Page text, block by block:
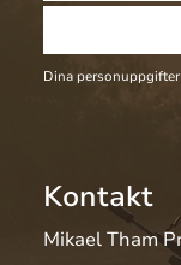
Dina
Kontakt
Mikael Tham